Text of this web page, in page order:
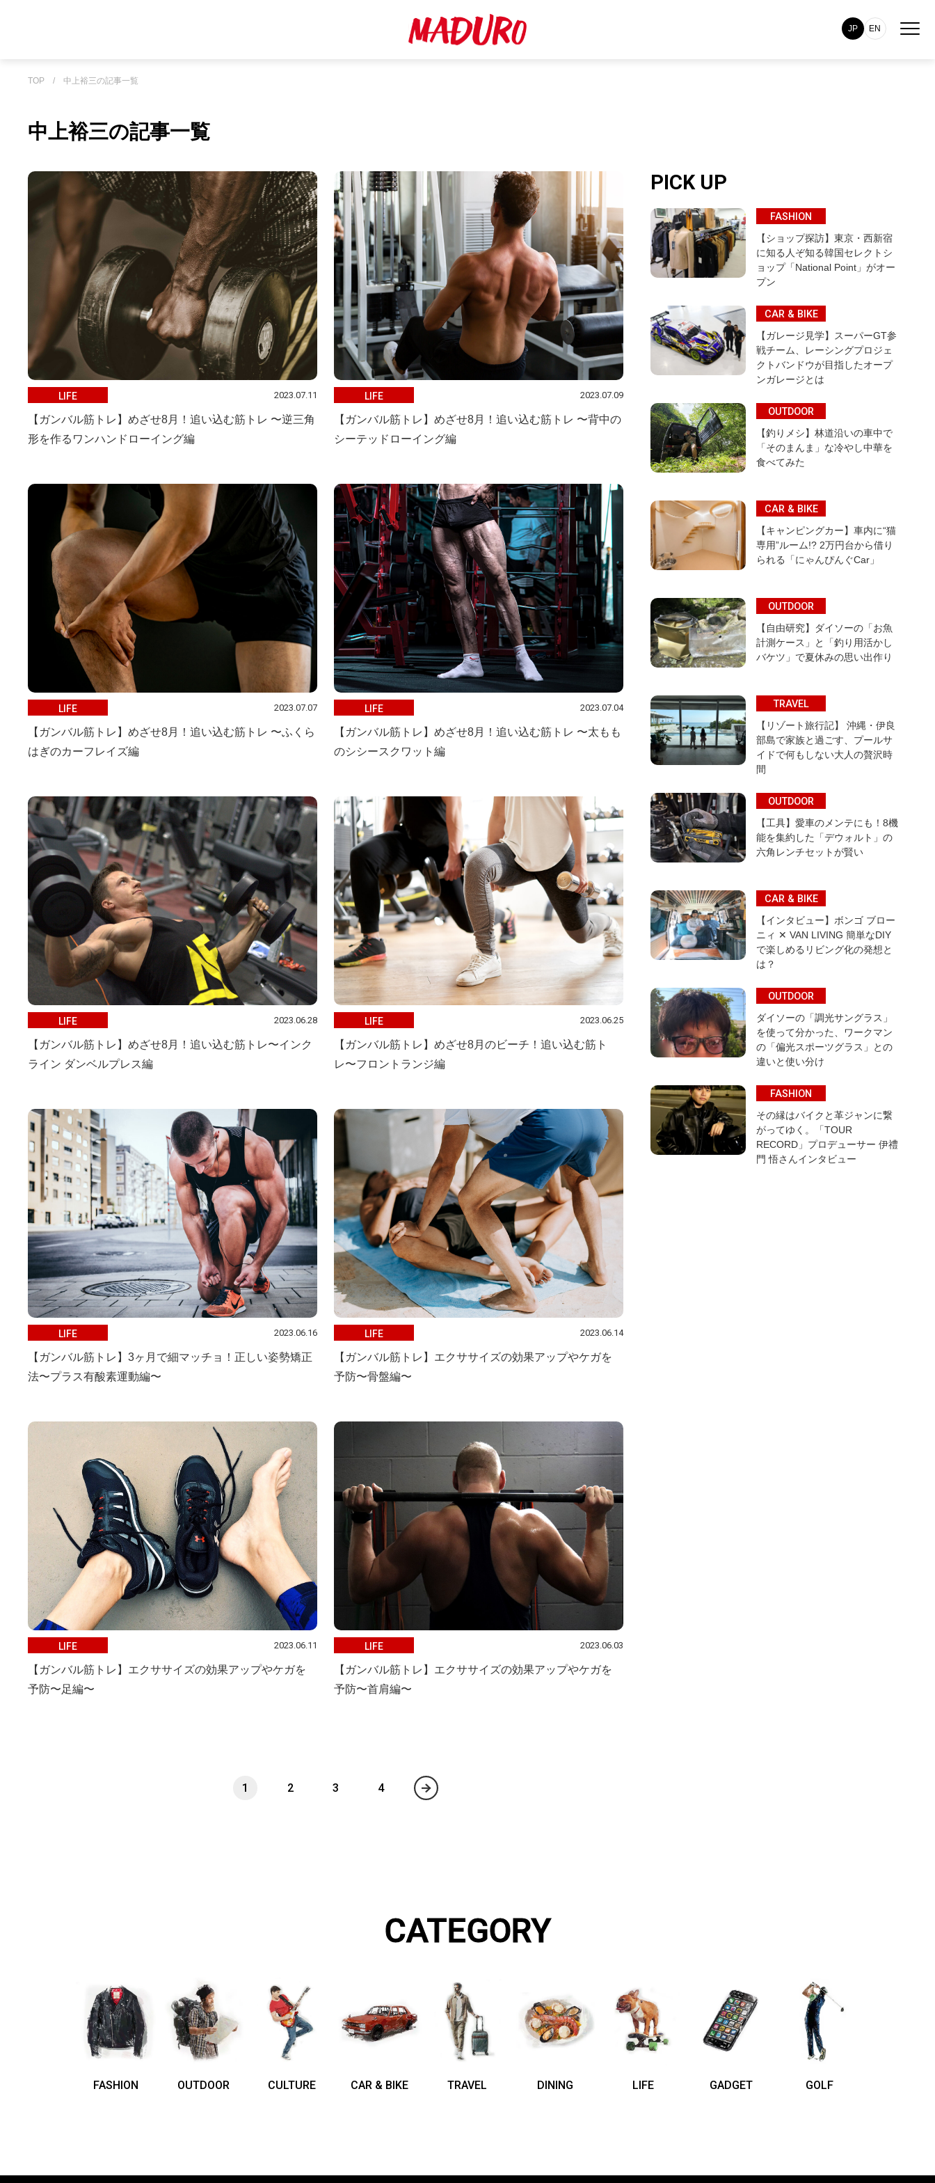
JP EN
TOP / 中上裕三の記事一覧
中上裕三の記事一覧
LIFE 2023.07.11
【ガンバル筋トレ】めざせ8月！追い込む筋トレ 〜逆三角
形を作るワンハンドローイング編
LIFE 2023.07.09
【ガンバル筋トレ】めざせ8月！追い込む筋トレ 〜背中の
シーテッドローイング編
LIFE 2023.07.07
【ガンバル筋トレ】めざせ8月！追い込む筋トレ 〜ふくら
はぎのカーフレイズ編
LIFE 2023.07.04
【ガンバル筋トレ】めざせ8月！追い込む筋トレ 〜太もも
のシシースクワット編
LIFE 2023.06.28
【ガンバル筋トレ】めざせ8月！追い込む筋トレ〜インク
ライン ダンベルプレス編
LIFE 2023.06.25
【ガンバル筋トレ】めざせ8月のビーチ！追い込む筋ト
レ〜フロントランジ編
LIFE 2023.06.16
【ガンバル筋トレ】3ヶ月で細マッチョ！正しい姿勢矯正
法〜プラス有酸素運動編〜
LIFE 2023.06.14
【ガンバル筋トレ】エクササイズの効果アップやケガを
予防〜骨盤編〜
LIFE 2023.06.11
【ガンバル筋トレ】エクササイズの効果アップやケガを
予防〜足編〜
LIFE 2023.06.03
【ガンバル筋トレ】エクササイズの効果アップやケガを
予防〜首肩編〜
1 2 3 4
PICK UP
FASHION
【ショップ探訪】東京・西新宿
に知る人ぞ知る韓国セレクトシ
ョップ「National Point」がオー
プン
CAR & BIKE
【ガレージ見学】スーパーGT参
戦チーム、レーシングプロジェ
クトバンドウが目指したオープ
ンガレージとは
OUTDOOR
【釣りメシ】林道沿いの車中で
「そのまんま」な冷やし中華を
食べてみた
CAR & BIKE
【キャンピングカー】車内に“猫
専用”ルーム!? 2万円台から借り
られる「にゃんぴんぐCar」
OUTDOOR
【自由研究】ダイソーの「お魚
計測ケース」と「釣り用活かし
バケツ」で夏休みの思い出作り
TRAVEL
【リゾート旅行記】 沖縄・伊良
部島で家族と過ごす、プールサ
イドで何もしない大人の贅沢時
間
OUTDOOR
【工具】愛車のメンテにも！8機
能を集約した「デウォルト」の
六角レンチセットが賢い
CAR & BIKE
【インタビュー】ボンゴ ブロー
ニィ ✕ VAN LIVING 簡単なDIY
で楽しめるリビング化の発想と
は？
OUTDOOR
ダイソーの「調光サングラス」
を使って分かった、ワークマン
の「偏光スポーツグラス」との
違いと使い分け
FASHION
その縁はバイクと革ジャンに繋
がってゆく。「TOUR
RECORD」プロデューサー 伊禮
門 悟さんインタビュー
CATEGORY
FASHION OUTDOOR CULTURE CAR & BIKE TRAVEL DINING LIFE GADGET GOLF